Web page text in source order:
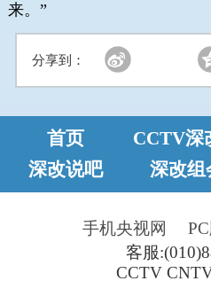
来。”
分享到：
首页 CCTV深
深改说吧
深改组
手机央视网
客服
CCTV